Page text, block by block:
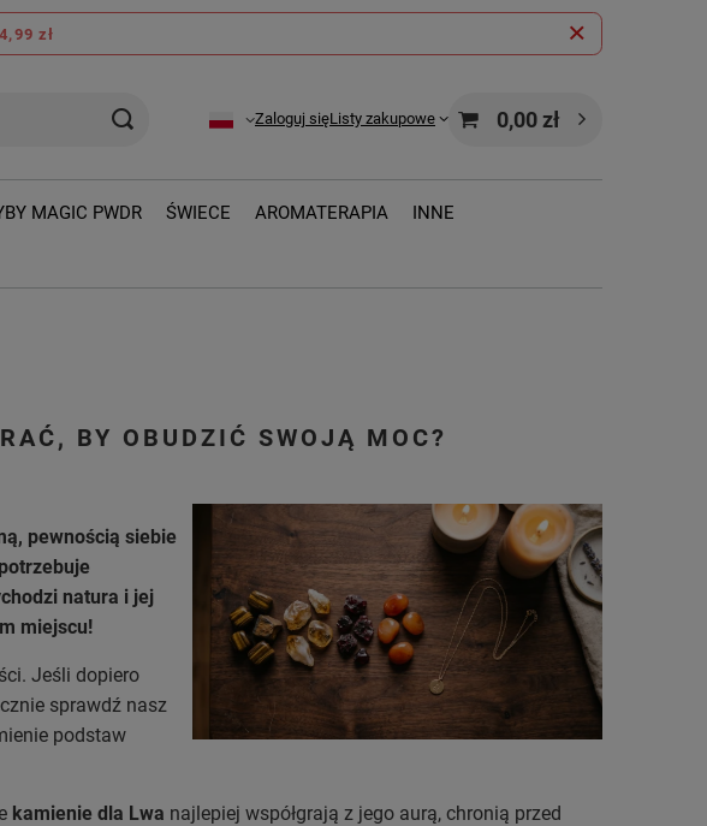
zł
Zaloguj sięListy zakupowe 0,00 zł
MAGIC PWDR ŚWIECE AROMATERAPIA INNE
BY OBUDZIĆ SWOJĄ MOC?
pewnością siebie
natura i jej
miejscu!
Jeśli dopiero
sprawdź nasz
podstaw
kamienie dla Lwa najlepiej współgrają z jego aurą, chronią przed